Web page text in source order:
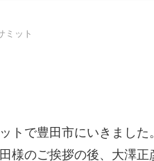
ミット
トで豊田市にいきまし
様のご挨拶の後、大澤